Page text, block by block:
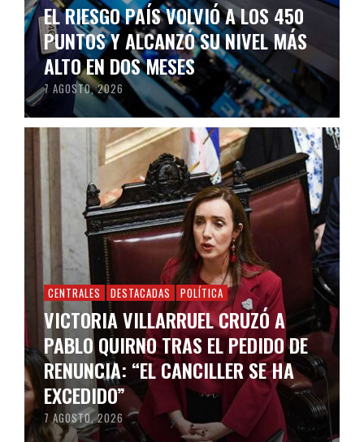
EL RIESGO PAÍS VOLVIÓ A LOS 450
PUNTOS Y ALCANZÓ SU NIVEL MÁS
ALTO EN DOS MESES
7 AGOSTO, 2026
CENTRALES DESTACADAS POLÍTICA
VICTORIA VILLARRUEL CRUZÓ A
PABLO QUIRNO TRAS EL PEDIDO DE
RENUNCIA: “EL CANCILLER SE HA
EXCEDIDO”
7 AGOSTO, 2026